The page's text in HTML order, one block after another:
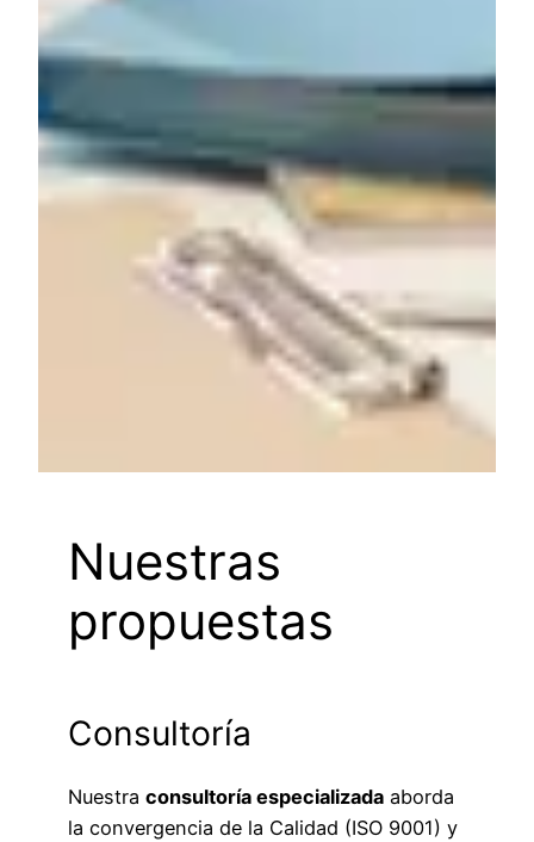
Nuestras
propuestas
Consultoría
Nuestra consultoría especializada aborda
la convergencia de la Calidad (ISO 9001) y